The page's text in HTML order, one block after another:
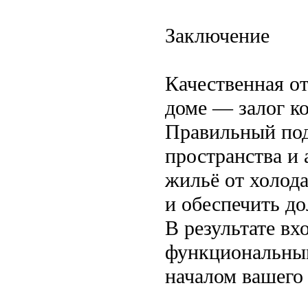
Заключение
Качественная
доме — залог
Правильный
пространства
жильё от
и обеспечить
В результате
началом